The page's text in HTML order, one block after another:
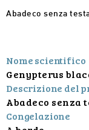
Abadeco senza
Nome scientifico
Genypterus
Descrizione del
Abadeco senza
Congelazione